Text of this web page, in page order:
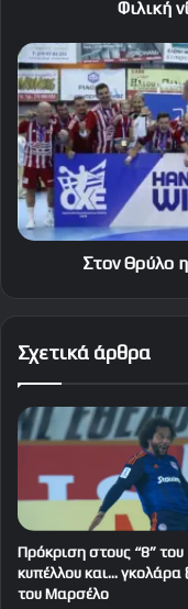
Φιλική
Στον
Θρύλο
η
πρώτη
κούπα
της
χρονιάς!
Στον Θρύλο
Σχετικά άρθρα
Πρόκριση στους “8” του
κυπέλλου και… γκολάρα
του Μαρσέλο